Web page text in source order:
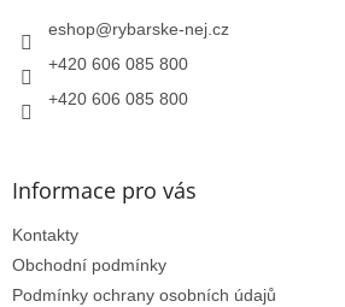
eshop@rybarske-nej.cz
+420 606 085 800
+420 606 085 800
Informace pro vás
Kontakty
Obchodní podmínky
Podmínky ochrany osobních údajů